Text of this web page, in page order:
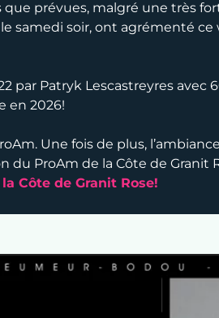
prévues, malgré une très
le samedi soir, ont agrémenté
Patryk Lescastreyres avec
en 2026!
Une fois de plus,
ProAm de la Côte de Granit
Côte de Granit Rose!